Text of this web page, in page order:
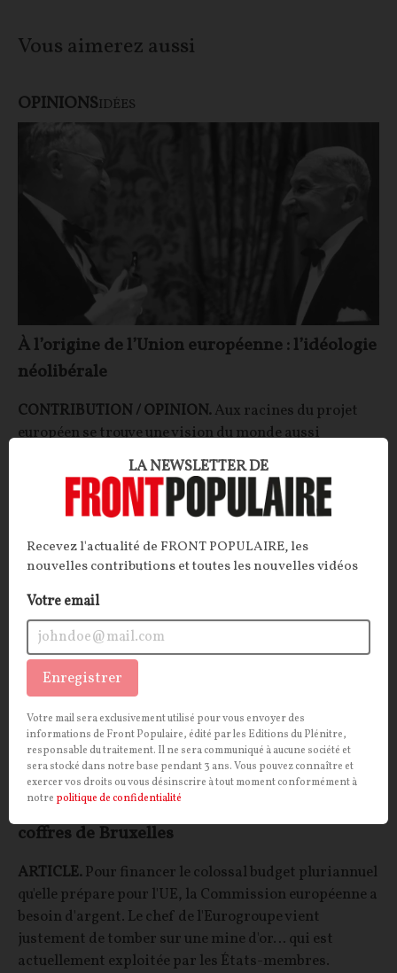
Vous aimerez aussi
OPINIONSIDÉES
À l’origine de l’Union européenne : l’idéologie
néolibérale
CONTRIBUTION / OPINION.Aux racines du projet
européen se trouve une vision du monde aussi
influente que peu discutée : le néolibéralisme.
Décorticage.
Bruno Guillard 24/07/2026 11commentaires
INTERNATIONALTÉLÉCOMS
Comment l’Eurogroupe compte remplir les
coffres de Bruxelles
ARTICLE.Pour financer le colossal budget pluriannuel
qu'elle prépare pour l'UE, la Commission européenne a
besoin d'argent. Le chef de l'Eurogroupe vient
justement de tomber sur une mine d'or… qui est
actuellement exploitée par les États-membres.
LA NEWSLETTER DE
Recevez l'actualité de FRONT POPULAIRE, les
nouvelles contributions et toutes les nouvelles vidéos
Votre email
Enregistrer
Votre mail sera exclusivement utilisé pour vous envoyer des
informations de Front Populaire, édité par les Editions du Plénitre,
responsable du traitement. Il ne sera communiqué à aucune société et
sera stocké dans notre base pendant 3 ans. Vous pouvez connaître et
exercer vos droits ou vous désinscrire à tout moment conformément à
notre politique de confidentialité